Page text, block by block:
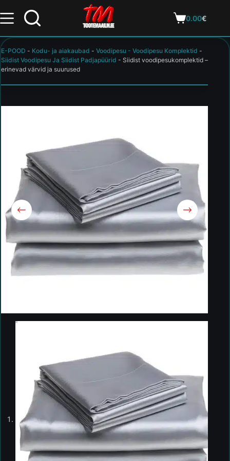
0.00€
E-POOD - Kodu- ja aiakaubad - Voodipesu - Voodipesu Komplektid -
Siidist Voodipesu Ja Siidist Padjapüürid - Siidist voodipesukomplektid –
erinevad värvid ja suurused